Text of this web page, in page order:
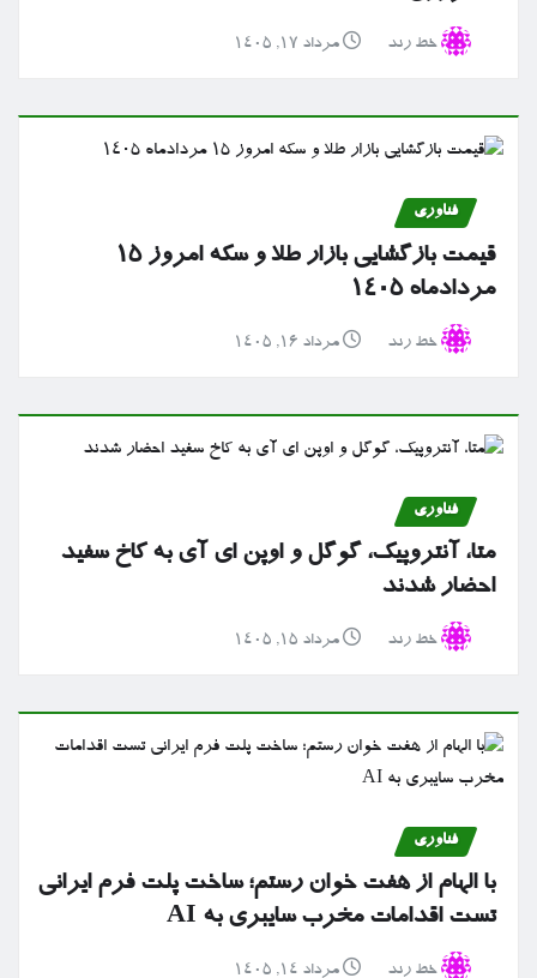
خط رند مرداد ۱۷, ۱۴۰۵
فناوری
قیمت بازگشایی بازار طلا و سکه امروز ۱۵
مردادماه ۱۴۰۵
خط رند مرداد ۱۶, ۱۴۰۵
فناوری
متا، آنتروپیک، گوگل و اوپن ای آی به کاخ سفید
احضار شدند
خط رند مرداد ۱۵, ۱۴۰۵
فناوری
با الهام از هفت خوان رستم؛ ساخت پلت فرم ایرانی
تست اقدامات مخرب سایبری به AI
خط رند مرداد ۱۴, ۱۴۰۵